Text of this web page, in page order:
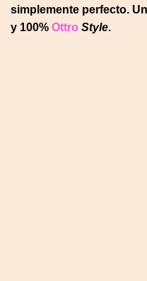
simplemente perfecto.
y 100% Ottro Style.